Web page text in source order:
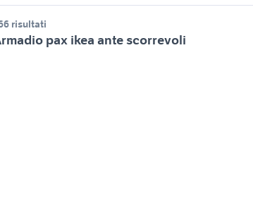
risultati
pax ikea ante scorrevoli